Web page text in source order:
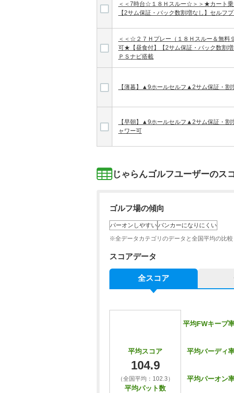
＜＜7時台☆１８Ｈスルー☆＞＞★カート乗
【2サム保証・バック数割増なし】セルフ
＜＜☆２７Ｈプレー（１８Ｈスルー＆無
可★【昼食付】【2サム保証・バック数割
ＰＳナビ搭載
【薄暮】▲9ホールセルフ▲2サム保証・割
【早朝】▲9ホールセルフ▲2サム保証・
ャワー可
じゃらんゴルフユーザーのス
ゴルフ場の傾向
パーオンしやすいバンカーになりにくい
※全データカテゴリのデータと全国平均の比較
スコアデータ
全スコア
平均スコア
104.9
（全国平均：102.3）
平均パット数
平均FWキープ
平均バーディ
平均パーオン